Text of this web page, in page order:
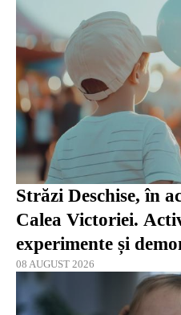
Străzi Deschise, în
Calea Victoriei.
experimente și
08 AUGUST 2026